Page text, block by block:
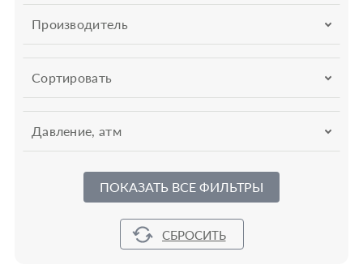
Сортировать
Производитель
Давление, атм
ПОКАЗАТЬ ВСЕ ФИЛЬТРЫ